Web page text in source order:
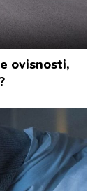
ovisnosti,